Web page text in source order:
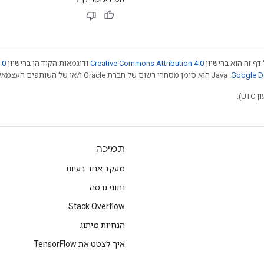
זה הוא ברישיון Creative Commons Attribution 4.0 ודוגמאות הקוד הן ברישיון
תמיכה
מעקב אחר בעיות
נתוני גרסה
Stack Overflow
הנחיות מיתוג
איך לצטט את TensorFlow